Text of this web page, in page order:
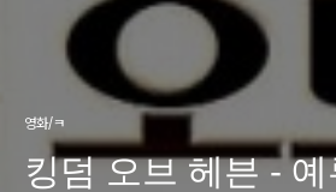
영화/ㅋ
킹덤 오브 헤븐 -